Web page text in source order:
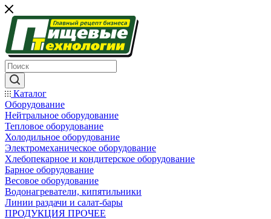
Каталог
Оборудование
Нейтральное оборудование
Тепловое оборудование
Холодильное оборудование
Электромеханическое оборудование
Хлебопекарное и кондитерское оборудование
Барное оборудование
Весовое оборудование
Водонагреватели, кипятильники
Линии раздачи и салат-бары
ПРОДУКЦИЯ ПРОЧЕЕ